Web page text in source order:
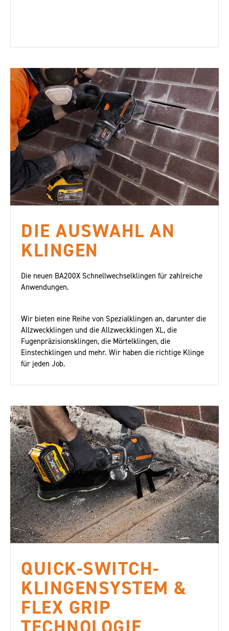
DIE AUSWAHL AN
KLINGEN
Die neuen BA200X Schnellwechselklingen für zahlreiche
Anwendungen.
Wir bieten eine Reihe von Spezialklingen an, darunter die
Allzweckklingen und die Allzweckklingen XL, die
Fugenpräzisionsklingen, die Mörtelklingen, die
Einstechklingen und mehr. Wir haben die richtige Klinge
für jeden Job.
QUICK-SWITCH-
KLINGENSYSTEM &
FLEX GRIP